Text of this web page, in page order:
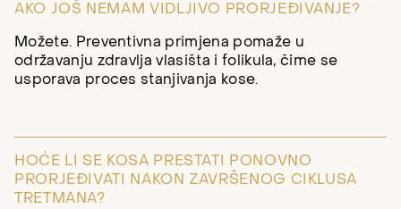
AKO JOŠ NEMAM VIDLJIVO PRORJEĐIVANJE?
Možete. Preventivna primjena pomaže u
održavanju zdravlja vlasišta i folikula, čime se
usporava proces stanjivanja kose.
HOĆE LI SE KOSA PRESTATI PONOVNO
PRORJEĐIVATI NAKON ZAVRŠENOG CIKLUSA
TRETMANA?